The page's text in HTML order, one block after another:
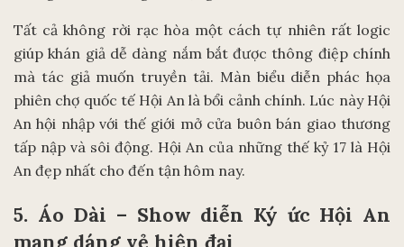
Tất cả không rời rạc hòa một cách tự nhiên rất logic
giúp khán giả dễ dàng nắm bắt được thông điệp chính
mà tác giả muốn truyền tải. Màn biểu diễn phác họa
phiên chợ quốc tế Hội An là bổi cảnh chính. Lúc này Hội
An hội nhập với thế giới mở cửa buôn bán giao thương
tấp nập và sôi động. Hội An của những thế kỷ 17 là Hội
An đẹp nhất cho đến tận hôm nay.
5. Áo Dài – Show diễn Ký ức Hội An
mang dáng vẻ hiện đại